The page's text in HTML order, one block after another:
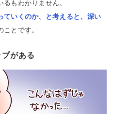
もわかりません。
ていくのか、と考えると、深い
とです。
がある